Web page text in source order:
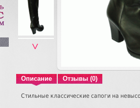
˅
Описание Отзывы (0)
Стильные классические сапоги на